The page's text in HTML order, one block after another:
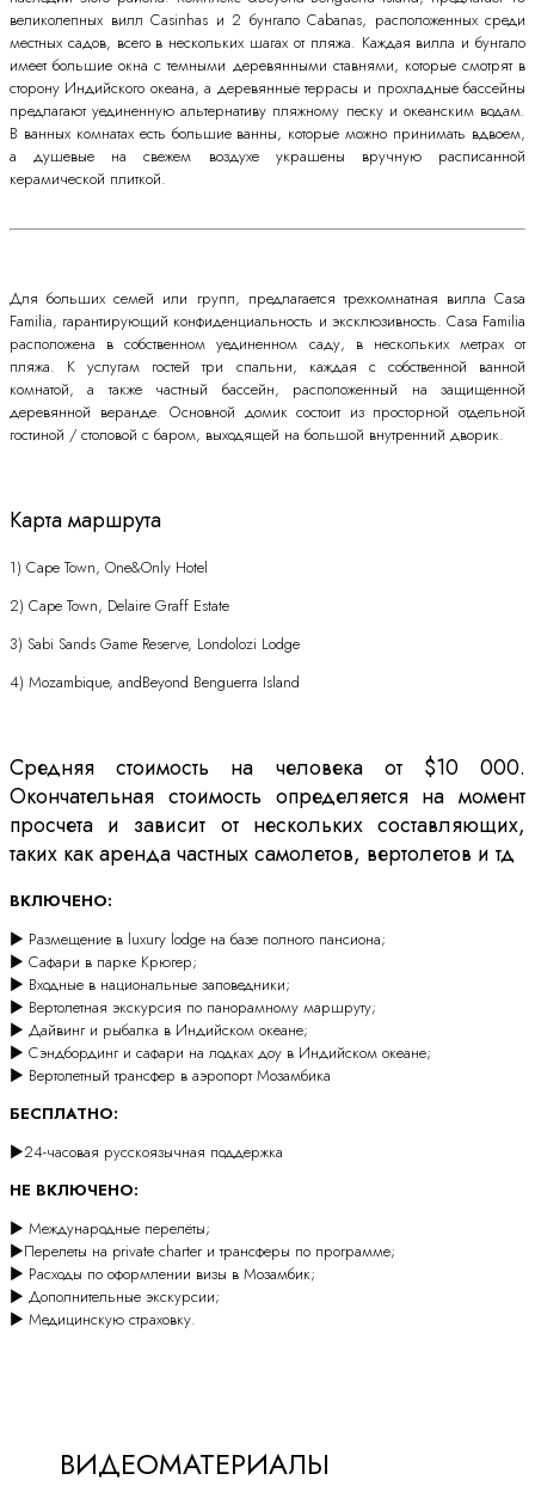
великолепных вилл Casinhas и 2 бунгало Cabanas, расположенных среди
местных садов, всего в нескольких шагах от пляжа. Каждая вилла и бунгало
имеет большие окна с темными деревянными ставнями, которые смотрят в
сторону Индийского океана, а деревянные террасы и прохладные бассейны
предлагают уединенную альтернативу пляжному песку и океанским водам.
В ванных комнатах есть большие ванны, которые можно принимать вдвоем,
а душевые на свежем воздухе украшены вручную расписанной
керамической плиткой.
Для больших семей или групп, предлагается трехкомнатная вилла Casa
Familia, гарантирующий конфиденциальность и эксклюзивность. Casa Familia
расположена в собственном уединенном саду, в нескольких метрах от
пляжа. К услугам гостей три спальни, каждая с собственной ванной
комнатой, а также частный бассейн, расположенный на защищенной
деревянной веранде. Основной домик состоит из просторной отдельной
гостиной / столовой с баром, выходящей на большой внутренний дворик.
Карта маршрута
1) Cape Town, One&Only Hotel
2) Cape Town, Delaire Graff Estate
3) Sabi Sands Game Reserve, Londolozi Lodge
4) Mozambique, andBeyond Benguerra Island
Средняя стоимость на человека от $10 000.
Окончательная стоимость определяется на момент
просчета и зависит от нескольких составляющих,
таких как аренда частных самолетов, вертолетов и тд
ВКЛЮЧЕНО:
► Размещение в luxury lodge на базе полного пансиона;
► Сафари в парке Крюгер;
► Входные в национальные заповедники;
► Вертолетная экскурсия по панорамному маршруту;
► Дайвинг и рыбалка в Индийском океане;
► Сэндбординг и сафари на лодках доу в Индийском океане;
► Вертолетный трансфер в аэропорт Мозамбика
БЕСПЛАТНО:
►24-часовая русскоязычная поддержка
НЕ ВКЛЮЧЕНО:
► Международные перелёты;
►Перелеты на private charter и трансферы по программе;
► Расходы по оформлении визы в Мозамбик;
► Дополнительные экскурсии;
► Медицинскую страховку.
ВИДЕОМАТЕРИАЛЫ